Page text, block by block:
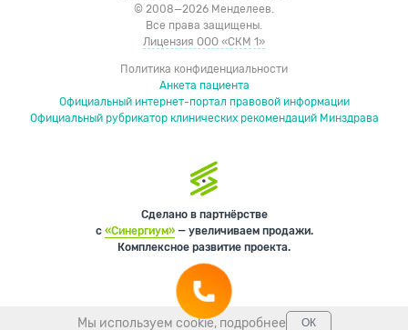
© 2008—2026 Менделеев.
Все права защищены.
Лицензия ООО «СКМ 1»
Политика конфиденциальности
Анкета пациента
Официальный интернет-портал правовой информации
Официальный рубрикатор клинических рекомендаций Минздрава
Сделано в партнёрстве
с «Синергиум»— увеличиваем продажи.
Комплексное развитие проекта.
Мы используем cookie, подробнее ОК